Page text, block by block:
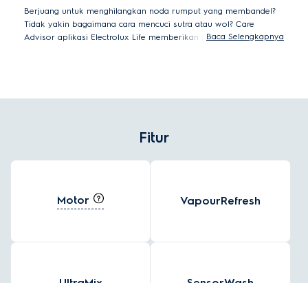
Berjuang untuk menghilangkan noda rumput yang membandel?
Tidak yakin bagaimana cara mencuci sutra atau wol? Care
Advisor aplikasi Electrolux Life memberikan panduan ahli untuk
Baca Selengkapnya
Fitur
Motor VapourRefresh